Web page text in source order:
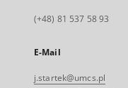
(+48) 81 537 58 93
E-Mail
j.startek@umcs.pl